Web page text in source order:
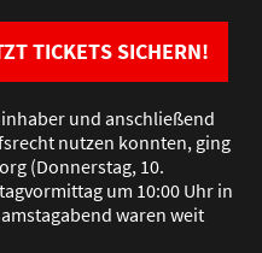
TICKETS SICHERN!
und anschließend
nutzen konnten, ging
(Donnerstag, 10.
um 10:00 Uhr in
waren weit